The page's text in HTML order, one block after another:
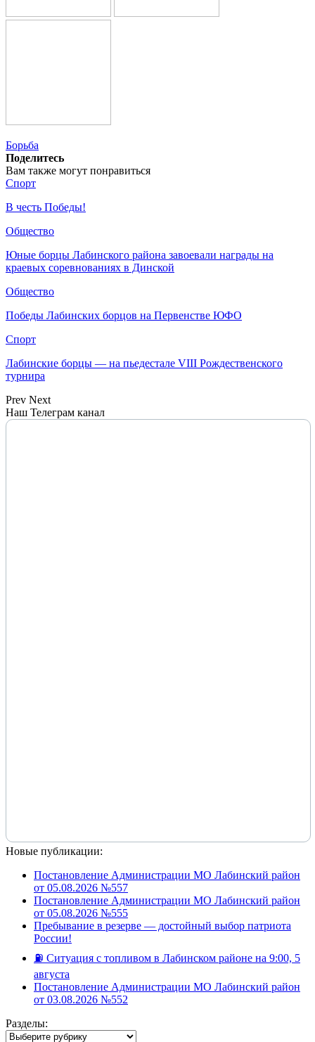
Борьба
Поделитесь
Вам также могут понравиться
Спорт
В честь Победы!
Общество
Юные борцы Лабинского района завоевали награды на
краевых соревнованиях в Динской
Общество
Победы Лабинских борцов на Первенстве ЮФО
Спорт
Лабинские борцы — на пьедестале VIII Рождественского
турнира
Prev Next
Наш Телеграм канал
Новые публикации:
Постановление Администрации МО Лабинский район
от 05.08.2026 №557
Постановление Администрации МО Лабинский район
от 05.08.2026 №555
Пребывание в резерве — достойный выбор патриота
России!
⛽️ Ситуация с топливом в Лабинском районе на 9:00, 5
августа
Постановление Администрации МО Лабинский район
от 03.08.2026 №552
Разделы:
Разделы: